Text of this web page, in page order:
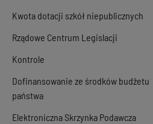
Kwota dotacji szkół niepublicznych
Rządowe Centrum Legislacji
Kontrole
Dofinansowanie ze środków budżetu
państwa
Elektroniczna Skrzynka Podawcza